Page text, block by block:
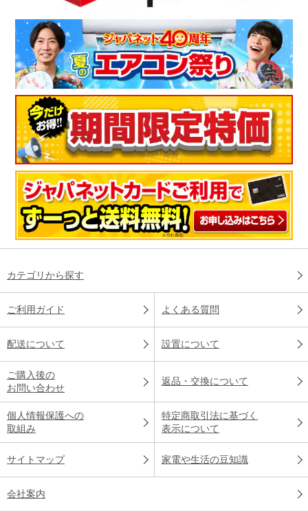
カテゴリから探す
ご利用ガイド よくある質問
配送について 設置について
ご購入後の
お問い合わせ
返品・交換について
個人情報保護への
取組み
特定商取引法に基づく
表示について
サイトマップ 家電や生活の豆知識
会社案内